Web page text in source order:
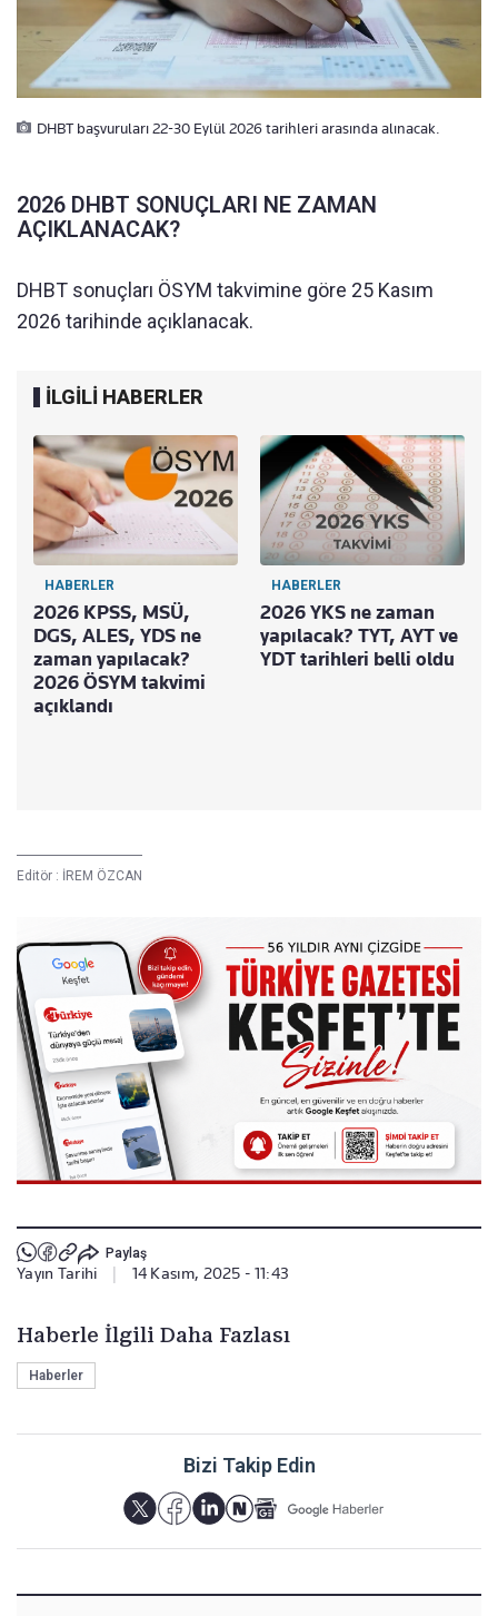
DHBT başvuruları 22-30 Eylül 2026 tarihleri arasında alınacak.
2026 DHBT SONUÇLARI NE ZAMAN
AÇIKLANACAK?
DHBT sonuçları ÖSYM takvimine göre 25 Kasım
2026 tarihinde açıklanacak.
İLGİLİ HABERLER
HABERLER
2026 KPSS, MSÜ,
DGS, ALES, YDS ne
zaman yapılacak?
2026 ÖSYM takvimi
açıklandı
HABERLER
2026 YKS ne zaman
yapılacak? TYT, AYT ve
YDT tarihleri belli oldu
Editör : İREM ÖZCAN
Paylaş
Yayın Tarihi 14 Kasım, 2025 - 11:43
Haberle İlgili Daha Fazlası
Haberler
Bizi Takip Edin